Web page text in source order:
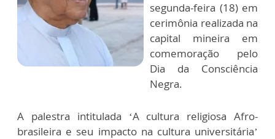
segunda-feira (18) em
cerimônia realizada na
capital mineira em
comemoração pelo
Dia da Consciência
Negra.
A palestra intitulada ‘A cultura religiosa Afro-
brasileira e seu impacto na cultura universitária’